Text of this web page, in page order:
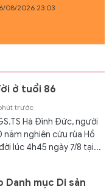
08/2026 23:03
ở tuổi 86
trước
Hà Đình Đức, người
năm nghiên cứu rùa Hồ
lúc 4h45 ngày 7/8 tại...
Danh mục Di sản